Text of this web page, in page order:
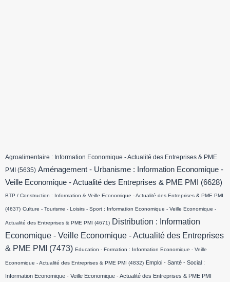
Agroalimentaire : Information Economique - Actualité des Entreprises & PME
PMI (5635) Aménagement - Urbanisme : Information Economique -
Veille Economique - Actualité des Entreprises & PME PMI
(6628)
BTP / Construction : Information & Veille Economique - Actualité des Entreprises & PME PMI
(4637) Culture - Tourisme - Loisirs - Sport : Information Economique - Veille Economique -
Actualité des Entreprises & PME PMI (4671) Distribution : Information
Economique - Veille Economique - Actualité des Entreprises
& PME PMI
(7473) Education - Formation : Information Economique - Veille
Economique - Actualité des Entreprises & PME PMI (4832) Emploi - Santé - Social :
Information Economique - Veille Economique - Actualité des Entreprises & PME PMI